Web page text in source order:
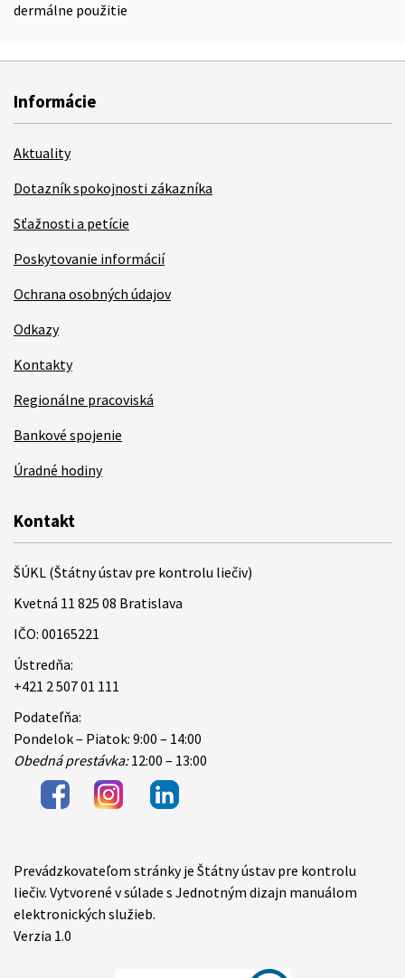
dermálne použitie
Informácie
Aktuality
Dotazník spokojnosti zákazníka
Sťažnosti a petície
Poskytovanie informácií
Ochrana osobných údajov
Odkazy
Kontakty
Regionálne pracoviská
Bankové spojenie
Úradné hodiny
Kontakt
ŠÚKL (Štátny ústav pre kontrolu liečiv)
Kvetná 11 825 08 Bratislava
IČO: 00165221
Ústredňa:
+421 2 507 01 111
Podateľňa:
Pondelok – Piatok: 9:00 – 14:00
Obedná prestávka:12:00 – 13:00
Items
Prevádzkovateľom stránky je Štátny ústav pre kontrolu
liečiv. Vytvorené v súlade s Jednotným dizajn manuálom
elektronických služieb.
Verzia 1.0